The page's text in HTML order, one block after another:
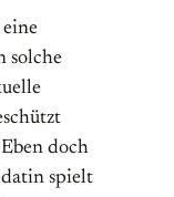
solche
doch
spielt